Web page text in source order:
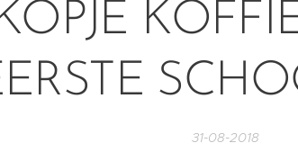
31-08-2018